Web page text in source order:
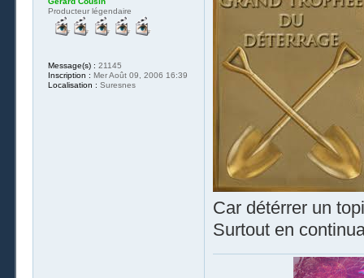
Car détérrer un
Surtout en
Producteur légendaire
Message(s) : 21145
Inscription : Mer Août 09, 2006 16:39
Localisation : Suresnes